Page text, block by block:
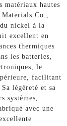
matériaux hautes
Co.,
nickel à la
excellent en
thermiques
les batteries,
le
facilitant
légèreté et sa
avec une